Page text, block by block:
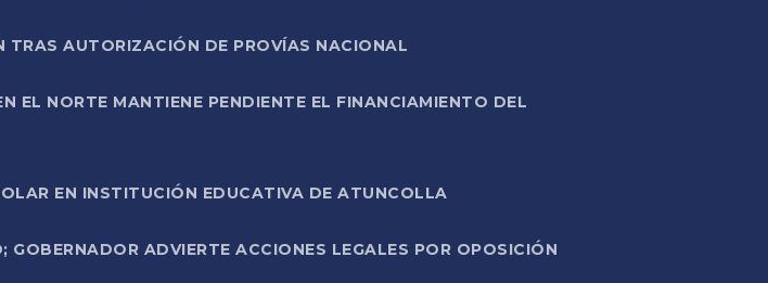
TRAS AUTORIZACIÓN DE PROVÍAS NACIONAL
EL NORTE MANTIENE PENDIENTE EL FINANCIAMIENTO DEL
EN INSTITUCIÓN EDUCATIVA DE ATUNCOLLA
ADVIERTE ACCIONES LEGALES POR OPOSICIÓN